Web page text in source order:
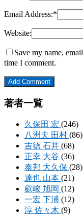
Email Address:*
Website:
Save my name,
time I comment.
著者一覧
久保田 宏 (246)
八洲夫 田村 (86)
吉徳 石井 (68)
正幸 大谷 (36)
泰邦 大久保 (28)
達也 山本 (21)
叡峻 旭岡 (12)
一宏 下浦 (12)
淳 佐々木 (9)